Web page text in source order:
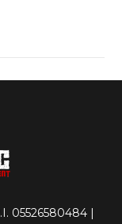
05526580484 |